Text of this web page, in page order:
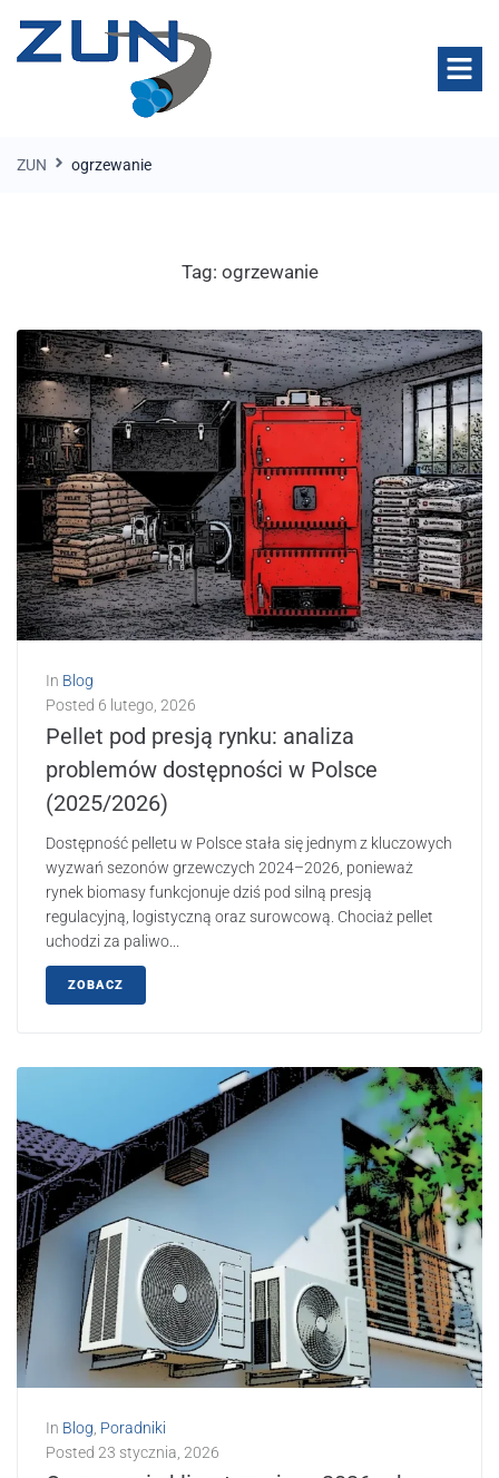
ZUN ogrzewanie
Tag: ogrzewanie
In Blog
Posted 6 lutego, 2026
Pellet pod presją rynku: analiza
problemów dostępności w Polsce
(2025/2026)
Dostępność pelletu w Polsce stała się jednym z kluczowych
wyzwań sezonów grzewczych 2024–2026, ponieważ
rynek biomasy funkcjonuje dziś pod silną presją
regulacyjną, logistyczną oraz surowcową. Chociaż pellet
uchodzi za paliwo...
ZOBACZ
In Blog Poradniki
Posted 23 stycznia, 2026